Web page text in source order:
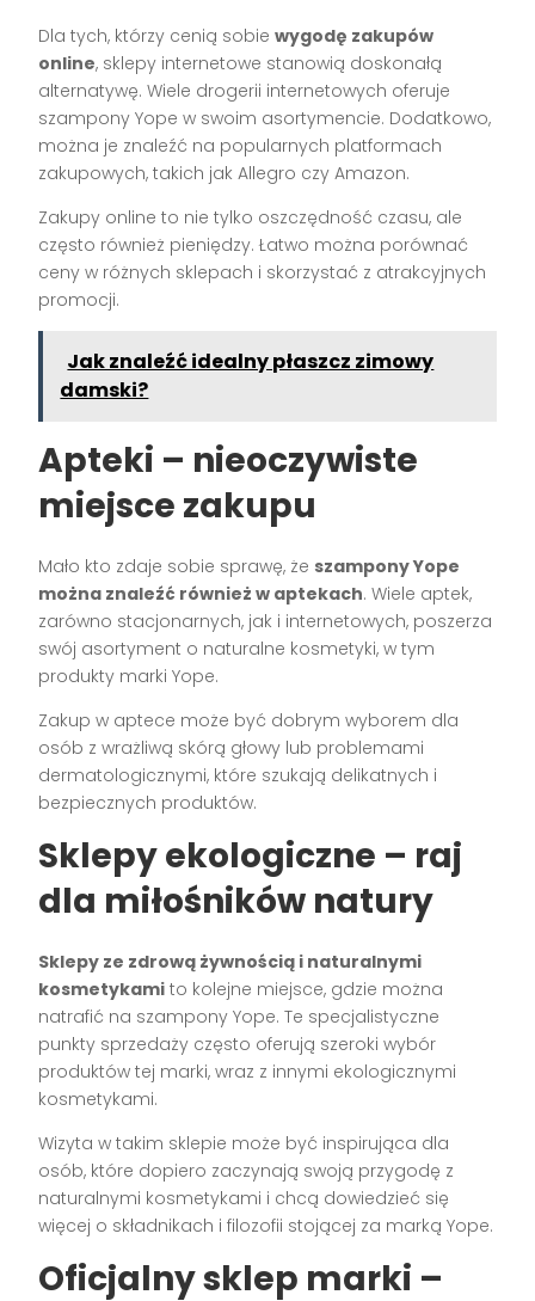
Dla tych, którzy cenią sobiewygodę zakupów
online, sklepy internetowe stanowią doskonałą
alternatywę. Wiele drogerii internetowych oferuje
szampony Yope w swoim asortymencie. Dodatkowo,
można je znaleźć na popularnych platformach
zakupowych, takich jak Allegro czy Amazon.
Zakupy online to nie tylko oszczędność czasu, ale
często również pieniędzy. Łatwo można porównać
ceny w różnych sklepach i skorzystać z atrakcyjnych
promocji.
Jak znaleźć idealny płaszcz zimowy
damski?
Apteki – nieoczywiste
miejsce zakupu
Mało kto zdaje sobie sprawę, że szampony Yope
można znaleźć również w aptekach. Wiele aptek,
zarówno stacjonarnych, jak i internetowych, poszerza
swój asortyment o naturalne kosmetyki, w tym
produkty marki Yope.
Zakup w aptece może być dobrym wyborem dla
osób z wrażliwą skórą głowy lub problemami
dermatologicznymi, które szukają delikatnych i
bezpiecznych produktów.
Sklepy ekologiczne – raj
dla miłośników natury
Sklepy ze zdrową żywnością i naturalnymi
kosmetykami to kolejne miejsce, gdzie można
natrafić na szampony Yope. Te specjalistyczne
punkty sprzedaży często oferują szeroki wybór
produktów tej marki, wraz z innymi ekologicznymi
kosmetykami.
Wizyta w takim sklepie może być inspirująca dla
osób, które dopiero zaczynają swoją przygodę z
naturalnymi kosmetykami i chcą dowiedzieć się
więcej o składnikach i filozofii stojącej za marką Yope.
Oficjalny sklep marki –